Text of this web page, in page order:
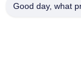
Good day, what